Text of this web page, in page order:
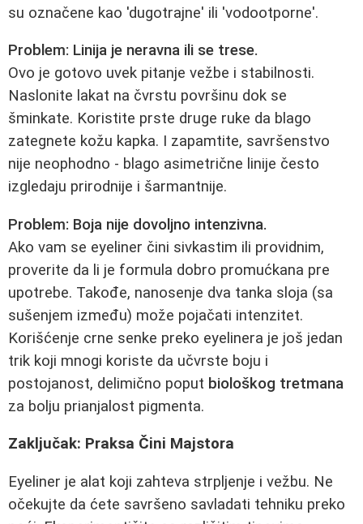
su označene kao 'dugotrajne' ili 'vodootporne'.
Problem: Linija je neravna ili se trese.
Ovo je gotovo uvek pitanje vežbe i stabilnosti.
Naslonite lakat na čvrstu površinu dok se
šminkate. Koristite prste druge ruke da blago
zategnete kožu kapka. I zapamtite, savršenstvo
nije neophodno - blago asimetrične linije često
izgledaju prirodnije i šarmantnije.
Problem: Boja nije dovoljno intenzivna.
Ako vam se eyeliner čini sivkastim ili providnim,
proverite da li je formula dobro promućkana pre
upotrebe. Takođe, nanosenje dva tanka sloja (sa
sušenjem između) može pojačati intenzitet.
Korišćenje crne senke preko eyelinera je još jedan
trik koji mnogi koriste da učvrste boju i
postojanost, delimično poput biološkog tretmana
za bolju prianjalost pigmenta.
Zaključak: Praksa Čini Majstora
Eyeliner je alat koji zahteva strpljenje i vežbu. Ne
očekujte da ćete savršeno savladati tehniku preko